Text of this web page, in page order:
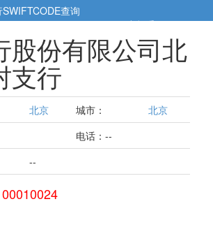
查询
5cm小帮手5cm.cn
股份有限公司北
支行
北京 城市：
北京
电话：--
--